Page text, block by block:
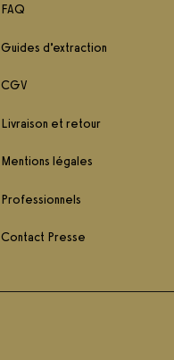
FAQ
Guides d’extraction
CGV
Livraison et retour
Mentions légales
Professionnels
Contact Presse